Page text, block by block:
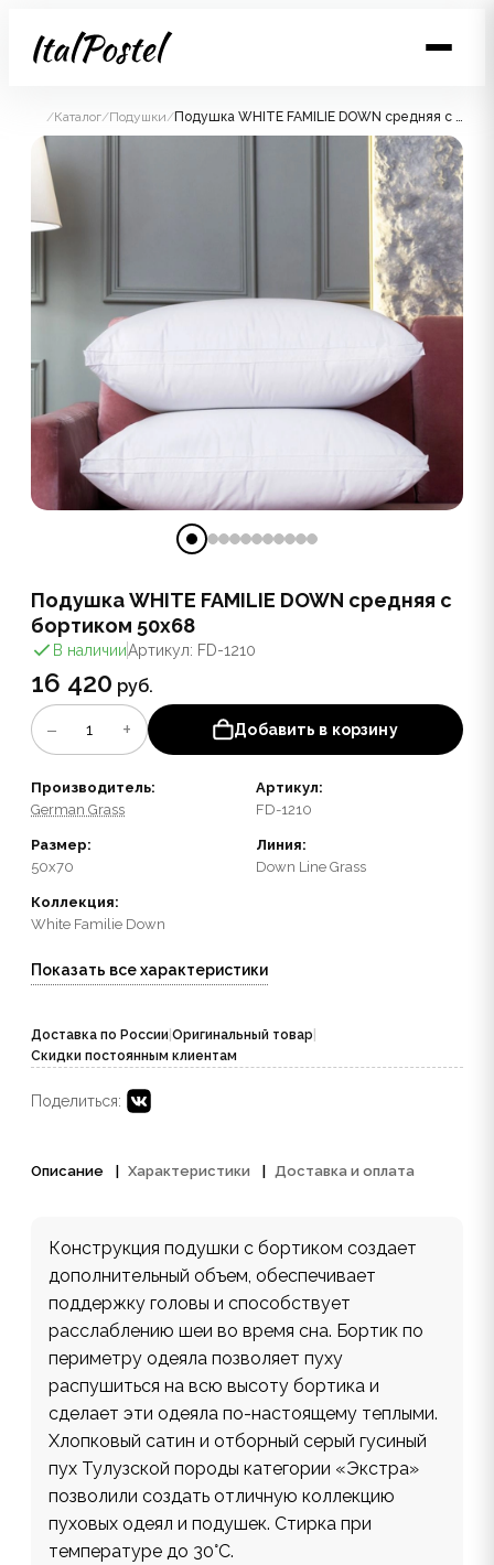
/Каталог/Подушки/ Подушка WHITE FAMILIE DOWN средняя с бортиком 50x68
Подушка WHITE FAMILIE DOWN средняя с
бортиком 50x68
В наличииАртикул: FD-1210
16 420 руб.
− 1 + Добавить в корзину
Производитель:
German Grass
Артикул:
FD-1210
Размер:
50x70
Линия:
Down Line Grass
Коллекция:
White Familie Down
Показать все характеристики
Доставка по России Оригинальный товар
Скидки постоянным клиентам
Поделиться:
Описание Характеристики Доставка и оплата
Конструкция подушки с бортиком создает
дополнительный объем, обеспечивает
поддержку головы и способствует
расслаблению шеи во время сна. Бортик по
периметру одеяла позволяет пуху
распушиться на всю высоту бортика и
сделает эти одеяла по-настоящему теплыми.
Хлопковый сатин и отборный серый гусиный
пух Тулузской породы категории «Экстра»
позволили создать отличную коллекцию
пуховых одеял и подушек. Стирка при
температуре до 30°С.